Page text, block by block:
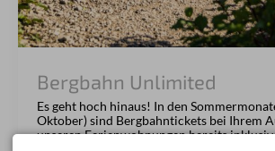
Bergbahn Unlimited
Es geht hoch hinaus! In den
Oktober) sind Bergbahntickets bei Ihrem
unseren Ferienwohnungen bereits